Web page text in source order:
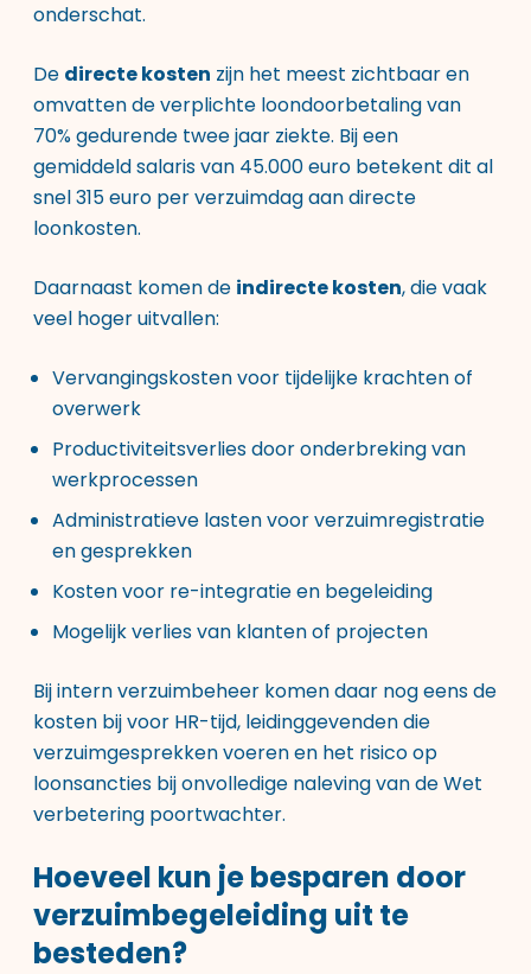
onderschat.
De directe kosten zijn het meest zichtbaar en
omvatten de verplichte loondoorbetaling van
70% gedurende twee jaar ziekte. Bij een
gemiddeld salaris van 45.000 euro betekent dit al
snel 315 euro per verzuimdag aan directe
loonkosten.
Daarnaast komen de indirecte kosten, die vaak
veel hoger uitvallen:
Vervangingskosten voor tijdelijke krachten of
overwerk
Productiviteitsverlies door onderbreking van
werkprocessen
Administratieve lasten voor verzuimregistratie
en gesprekken
Kosten voor re-integratie en begeleiding
Mogelijk verlies van klanten of projecten
Bij intern verzuimbeheer komen daar nog eens de
kosten bij voor HR-tijd, leidinggevenden die
verzuimgesprekken voeren en het risico op
loonsancties bij onvolledige naleving van de Wet
verbetering poortwachter.
Hoeveel kun je besparen door
verzuimbegeleiding uit te
besteden?